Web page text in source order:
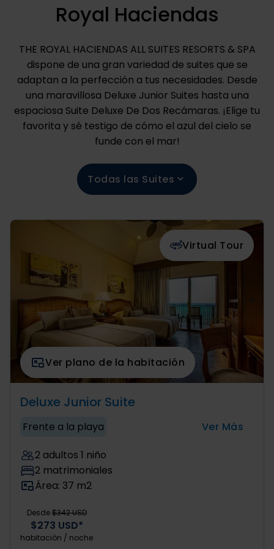
Royal Haciendas
THE ROYAL HACIENDAS ALL SUITES RESORTS & SPA
dispone de una gran variedad de suites que se
adaptan a la perfección a tus necesidades. Desde
una maravillosa Deluxe Junior Suites hasta una
espaciosa Suite Deluxe De Dos Recámaras. ¡Elige tu
favorita y sé testigo de cómo el azul del cielo se
funde con el mar!
Todas las Suites
Ver plano de la habitación
Virtual Tour
Deluxe Junior Suite
Frente a la playa
Ver Más
2 adultos 1 niño
2 matrimoniales
Área: 37 m2
Desde$342 USD
$273 USD*
habitación / noche